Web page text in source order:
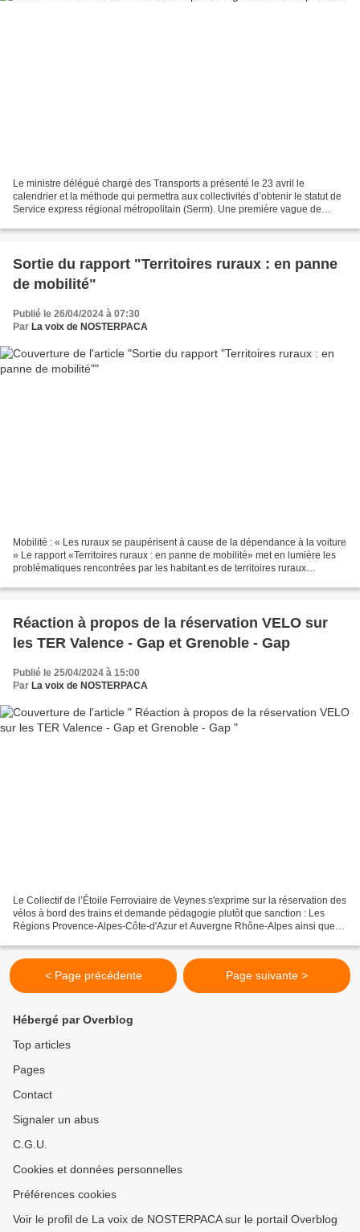
Le ministre délégué chargé des Transports a présenté le 23 avril le
calendrier et la méthode qui permettra aux collectivités d’obtenir le statut de
Service express régional métropolitain (Serm). Une première vague de
Sortie du rapport "Territoires ruraux : en panne
de mobilité"
Publié le 26/04/2024 à 07:30
Par La voix de NOSTERPACA
Mobilité : « Les ruraux se paupérisent à cause de la dépendance à la voiture
» Le rapport «Territoires ruraux : en panne de mobilité» met en lumière les
problématiques rencontrées par les habitant.es de territoires ruraux
Réaction à propos de la réservation VELO sur
les TER Valence - Gap et Grenoble - Gap
Publié le 25/04/2024 à 15:00
Par La voix de NOSTERPACA
Le Collectif de l’Étoile Ferroviaire de Veynes s'exprime sur la réservation des
vélos à bord des trains et demande pédagogie plutôt que sanction : Les
Régions Provence-Alpes-Côte-d'Azur et Auvergne Rhône-Alpes ainsi que
< Page précédente Page suivante >
Hébergé par Overblog
Top articles
Pages
Contact
Signaler un abus
C.G.U.
Cookies et données personnelles
Préférences cookies
Voir le profil de La voix de NOSTERPACA sur le portail Overblog